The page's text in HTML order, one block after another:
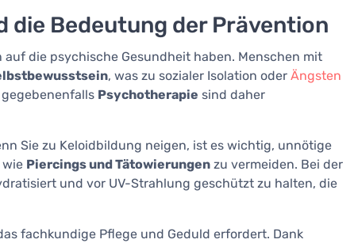
die Bedeutung der Prävention
die psychische Gesundheit haben. Menschen mit
, was zu sozialer Isolation oder Ängsten
Psychotherapie sind daher
Sie zu Keloidbildung neigen, ist es wichtig, unnötige
Piercings und Tätowierungen zu vermeiden. Bei der
und vor UV-Strahlung geschützt zu halten, die
fachkundige Pflege und Geduld erfordert. Dank